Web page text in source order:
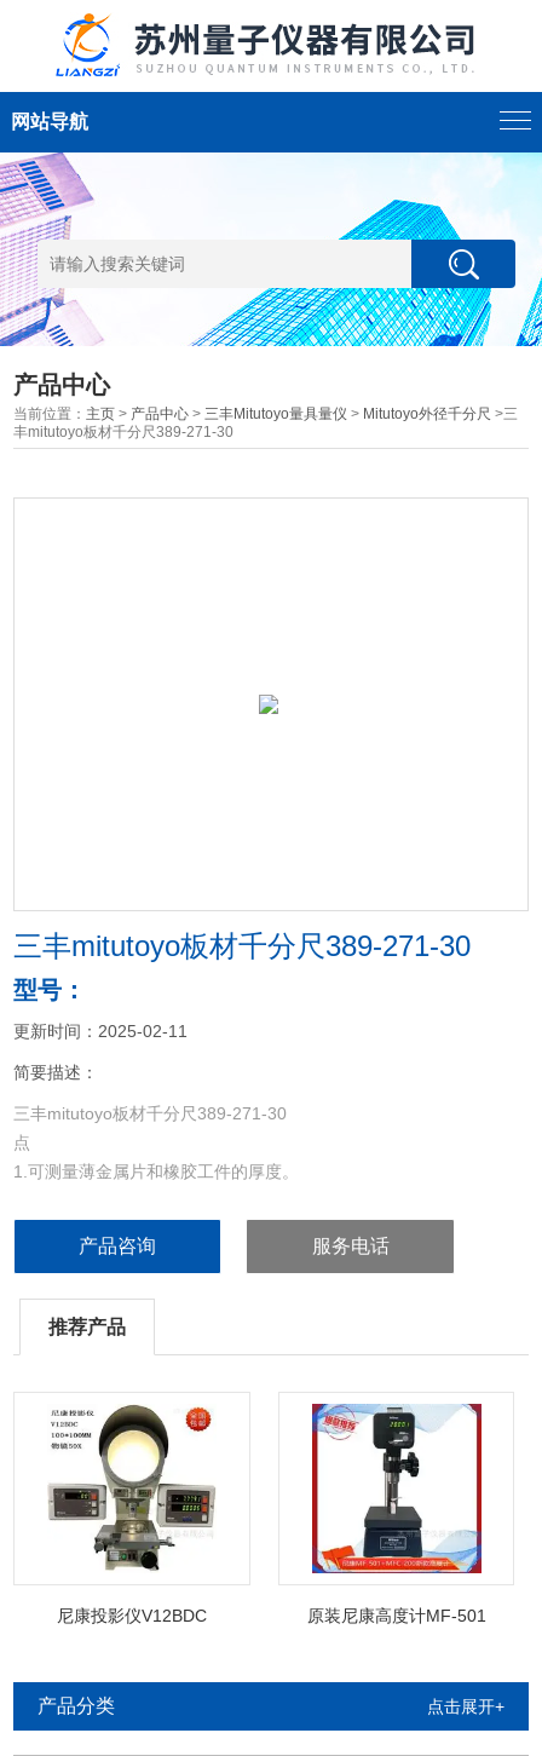
网站导航
产品中心
当前位置： 主页 > 产品中心 >三丰Mitutoyo量具量仪 > Mitutoyo外径千分尺 >三
丰mitutoyo板材千分尺389-271-30
三丰mitutoyo板材千分尺389-271-30
型号：
更新时间：2025-02-11
简要描述：
三丰mitutoyo板材千分尺389-271-30
点
1.可测量薄金属片和橡胶工件的厚度。
4.达到 IP65 尘／水防护标准 （389 系列*）。
5.带有个数显计数器（189 系列）。
产品咨询 服务电话
推荐产品
尼康投影仪V12BDC 原装尼康高度计MF-501
产品分类 点击展开+